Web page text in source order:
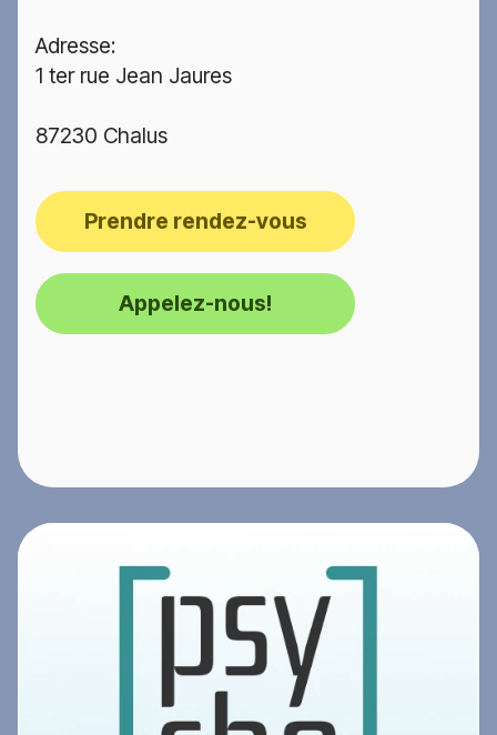
Adresse:
1 ter rue Jean Jaures
87230 Chalus
Prendre rendez-vous
Appelez-nous!